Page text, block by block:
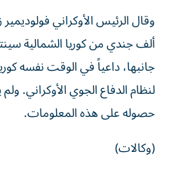
ألف جندي من كوريا ‌الشمالية
جانبها، داعياً ​في الوقت نفسه
‌لنظام الدفاع الجوي ‌الأوكراني.
حصوله على هذه المعلومات.
(وكالات)